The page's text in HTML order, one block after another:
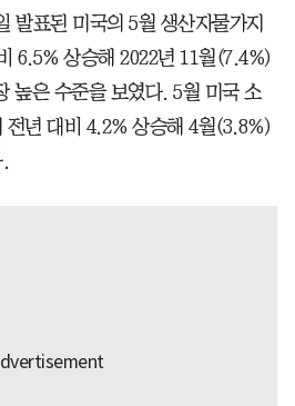
발표된 미국의 5월 생산자물가지
6.5% 상승해 2022년 11월(7.4%)
높은 수준을 보였다. 5월 미국 소
년 대비 4.2% 상승해 4월(3.8%)